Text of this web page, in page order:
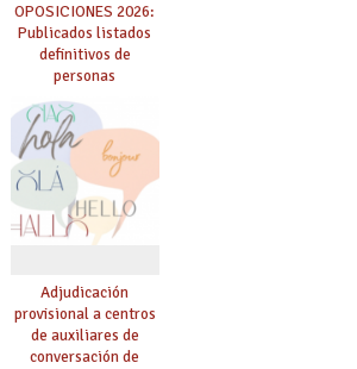
OPOSICIONES 2026:
Publicados listados
definitivos de
personas
seleccionadas. ¿Qué
hacer ahora si he
obtenido plaza?
Adjudicación
provisional a centros
de auxiliares de
conversación de